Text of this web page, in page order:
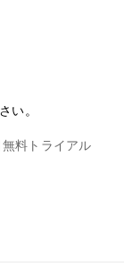
い。
料トライアル